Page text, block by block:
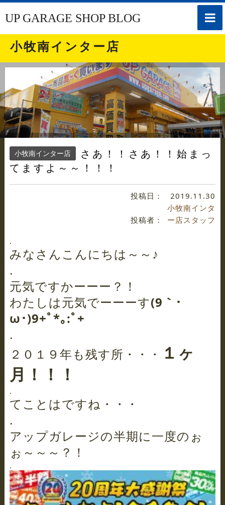
toggle
UP GARAGE SHOP BLOG
小牧南インター店
小牧南インター店
さあ！！さあ！！始まっ
てますよ～～！！！
投稿日： 2019.11.30
投稿者：
小牧南インタ
ー店スタッフ
.
みなさんこんにちは～～♪
.
元気ですかーーー？！
わたしは元気でーーーす(9｀･
ω･)9+ﾟ*｡:ﾟ+
.
２０１９年も残す所・・・ １ヶ
月！！！
.
てことはですね・・・
.
アップガレージの半期に一度のぉ
ぉ～～～？！
.